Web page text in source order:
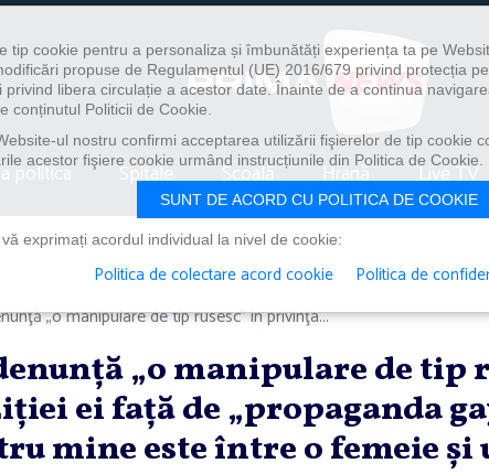
politica Spitale Școală Hrană Live TV
„o manipulare de tip rusesc” în privinţa...
„o manipulare de tip
ei faţă de „propaganda
mine este între o femeie şi
tip cookie pentru a personaliza și îmbunătăți experiența ta pe
propuse de Regulamentul (UE) 2016/679 privind protecția
libera circulație a acestor date. Înainte de a continua
conținutul Politicii de Cookie.
ul nostru confirmi acceptarea utilizării fişierelor de tip cookie
acestor fişiere cookie urmând instrucțiunile din Politica de Cookie.
SUNT DE ACORD CU POLITICA DE COOKIE
exprimați acordul individual la nivel de cookie:
Politica de colectare acord cookie Politica de